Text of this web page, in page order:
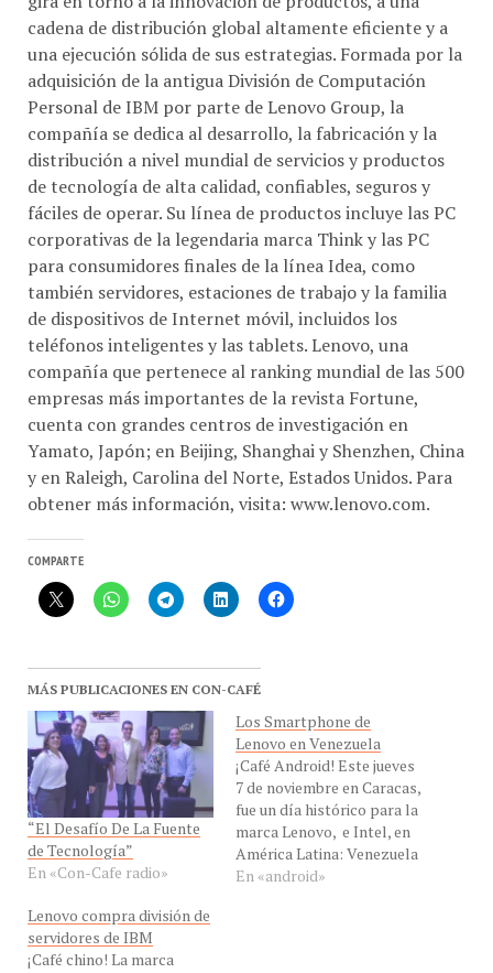
cadena de distribución global altamente eficiente y a
una ejecución sólida de sus estrategias. Formada por la
adquisición de la antigua División de Computación
Personal de IBM por parte de Lenovo Group, la
compañía se dedica al desarrollo, la fabricación y la
distribución a nivel mundial de servicios y productos
de tecnología de alta calidad, confiables, seguros y
fáciles de operar. Su línea de productos incluye las PC
corporativas de la legendaria marca Think y las PC
para consumidores finales de la línea Idea, como
también servidores, estaciones de trabajo y la familia
de dispositivos de Internet móvil, incluidos los
teléfonos inteligentes y las tablets. Lenovo, una
compañía que pertenece al ranking mundial de las 500
empresas más importantes de la revista Fortune,
cuenta con grandes centros de investigación en
Yamato, Japón; en Beijing, Shanghai y Shenzhen, China
y en Raleigh, Carolina del Norte, Estados Unidos. Para
obtener más información, visita: www.lenovo.com.
COMPARTE
MÁS PUBLICACIONES EN CON-CAFÉ
“El Desafío De La Fuente
de Tecnología”
En «Con-Cafe radio»
Los Smartphone de
Lenovo en Venezuela
¡Café Android! Este jueves
7 de noviembre en Caracas,
fue un día histórico para la
marca Lenovo, e Intel, en
América Latina: Venezuela
es el primer país de
América Latina en lanzar
En «android»
servidores de IBM
¡Café chino! La marca
Lenovo pagará $ 2,07 mil